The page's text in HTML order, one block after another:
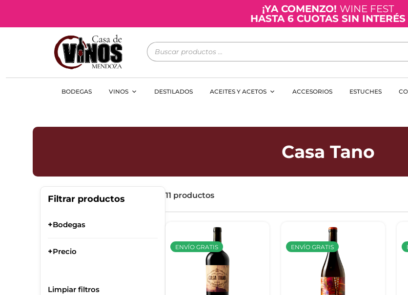
¡YA COMENZO! WINE FEST
HASTA 6 CUOTAS SIN INTERÉS
BODEGAS VINOS DESTILADOS ACEITES Y ACETOS ACCESORIOS ESTUCHES
Casa Tano
Filtrar productos
Bodegas
+
Precio
+
Limpiar filtros
11 productos
ENVÍO GRATIS ENVÍO GRATIS